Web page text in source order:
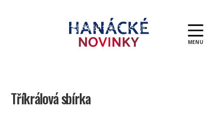
MENU
Tříkrálová sbírka